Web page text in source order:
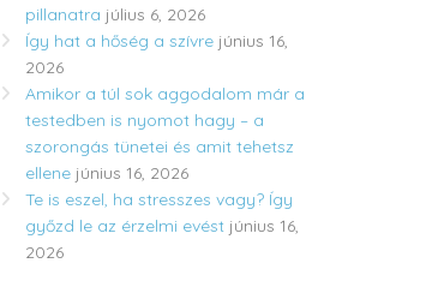
pillanatra július 6, 2026
Így hat a hőség a szívre június 16,
2026
Amikor a túl sok aggodalom már a
testedben is nyomot hagy – a
szorongás tünetei és amit tehetsz
ellene június 16, 2026
Te is eszel, ha stresszes vagy? Így
győzd le az érzelmi evést június 16,
2026